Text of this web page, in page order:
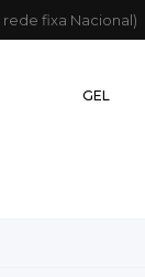
rede fixa Nacional)
GEL